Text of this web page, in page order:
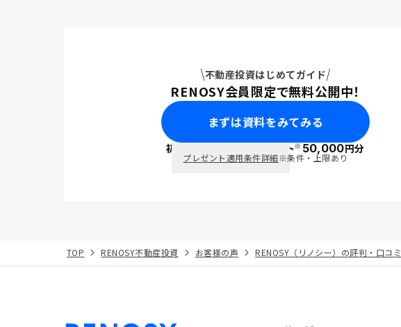
不動産投資はじめてガイド
RENOSY会員限定で無料公開中！
まずは資料をみてみる
初回面談で ポイント※50,000円分
プレゼント適用条件詳細※条件・上限あり
TOP RENOSY不動産投資 お客様の声 RENOSY（リノシー）の評判・口コミ